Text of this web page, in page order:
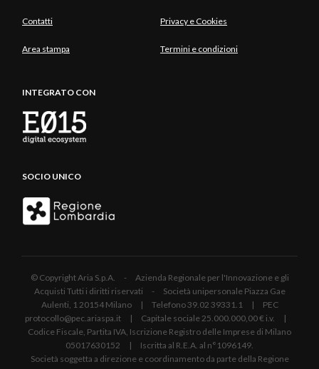
Contatti Privacy e Cookies
Area stampa Termini e condizioni
INTEGRATO CON
SOCIO UNICO
© Copyright Aria S.p.A. - Azienda Regionale per l'Innovazione e gli
Acquisti Tutti i diritti riservati - Società unipersonale Piazza Gae
Aulenti, 1 20154 Milano | Telefono 39.02 39331.1 | PEC
protocollo@pec.ariaspa.it | Capitale sociale 25.000.000,00 € i.v. |
Codice Fiscale, Partita IVA, Iscrizione Registro delle Imprese di Milano
05017630152 | Iscritta al R.E.A. al n°1096149.
Società soggetta a direzione e coordinamento da parte della Regione